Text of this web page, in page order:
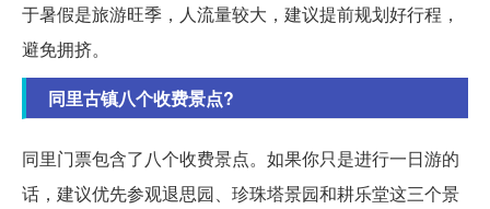
于暑假是旅游旺季，人流量较大，建议提前规划好行程，
避免拥挤。
同里古镇八个收费景点?
同里门票包含了八个收费景点。如果你只是进行一日游的
话，建议优先参观退思园、珍珠塔景园和耕乐堂这三个景